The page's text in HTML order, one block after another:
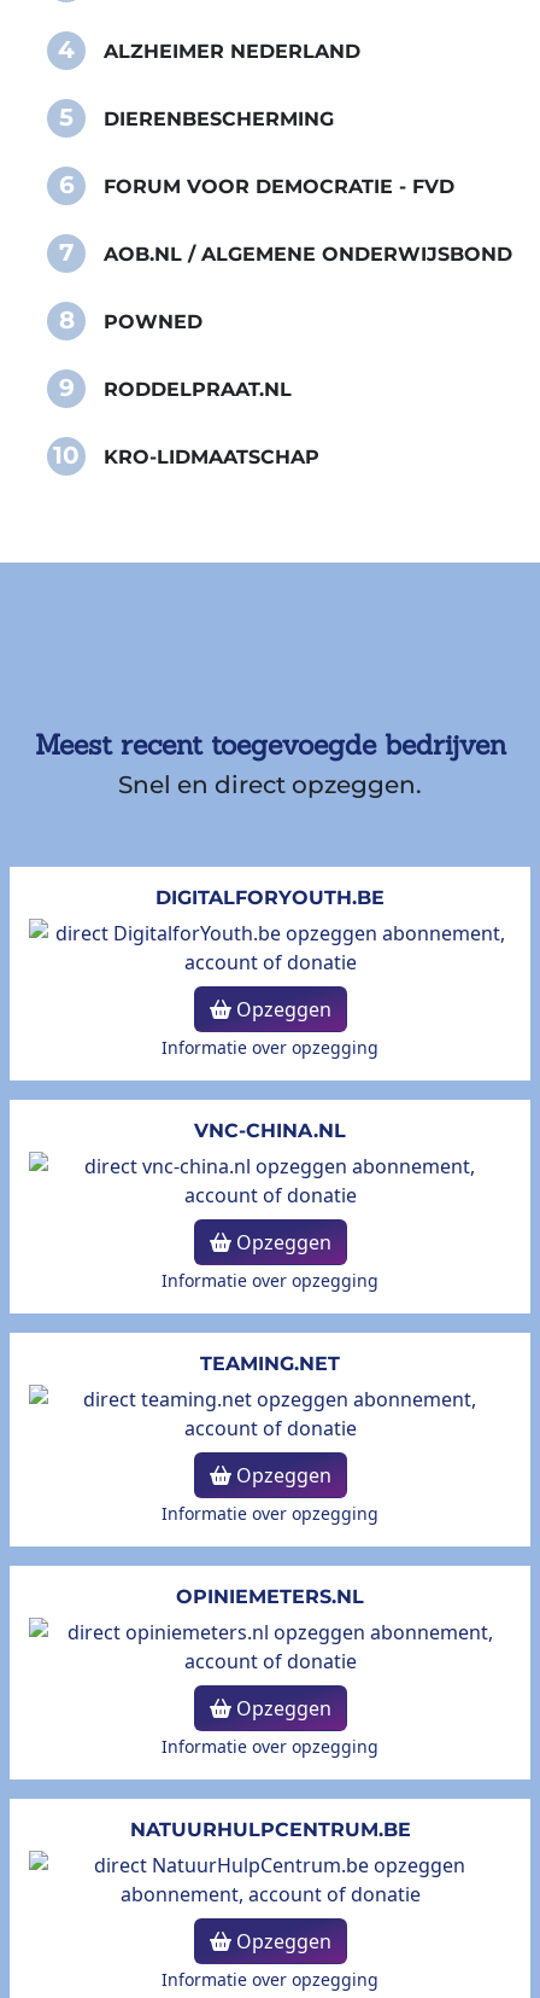
4 ALZHEIMER NEDERLAND
5 DIERENBESCHERMING
6 FORUM VOOR DEMOCRATIE - FVD
7 AOB.NL / ALGEMENE ONDERWIJSBOND
8 POWNED
9 RODDELPRAAT.NL
10 KRO-LIDMAATSCHAP
Meest recent toegevoegde bedrijven
Snel en direct opzeggen.
DIGITALFORYOUTH.BE
Opzeggen
Informatie over opzegging
VNC-CHINA.NL
Opzeggen
Informatie over opzegging
TEAMING.NET
Opzeggen
Informatie over opzegging
OPINIEMETERS.NL
Opzeggen
Informatie over opzegging
NATUURHULPCENTRUM.BE
Opzeggen
Informatie over opzegging